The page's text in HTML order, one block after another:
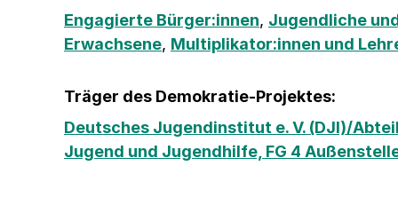
Engagierte Bürger:innen, Jugendliche
Erwachsene, Multiplikator:innen und
Träger des Demokratie-Projektes:
Deutsches Jugendinstitut e. V. (DJI)/
Jugend und Jugendhilfe, FG 4